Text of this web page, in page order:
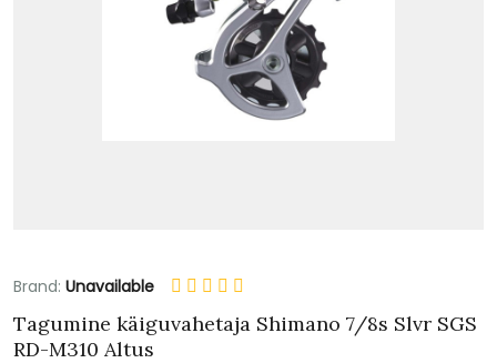
Brand: Unavailable
Tagumine käiguvahetaja Shimano 7/8s Slvr SGS
RD-M310 Altus